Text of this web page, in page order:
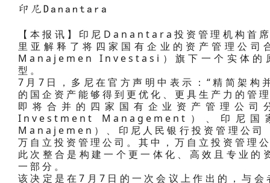
印尼Danantara
【本报讯】印尼Danantara投资管理机构首
里亚解释了将四家国有企业的资产管理公
Manajemen Investasi）旗下一个实体的
型。
7月7日，多尼在官方声明中表示：“精简架构
的国企资产能够得到更优化、更具生产力的管
即将合并的四家国有企业资产管理公司
Investment Management）、印尼
Manajemen）、印尼人民银行投资管理
万自立投资管理公司。其中，万自立投资管理
此次整合是构建一个更一体化、高效且专业
一部分。
该决定是在7月7日的一次会议上作出的，与